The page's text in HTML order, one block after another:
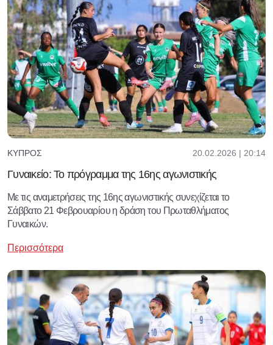
ΚΎΠΡΟΣ 20.02.2026 | 20:14
Γυναικείο: Το πρόγραμμα της 16ης αγωνιστικής
Με τις αναμετρήσεις της 16ης αγωνιστικής συνεχίζεται το
Σάββατο 21 Φεβρουαρίου η δράση του Πρωταθλήματος
Γυναικών.
Περισσότερα